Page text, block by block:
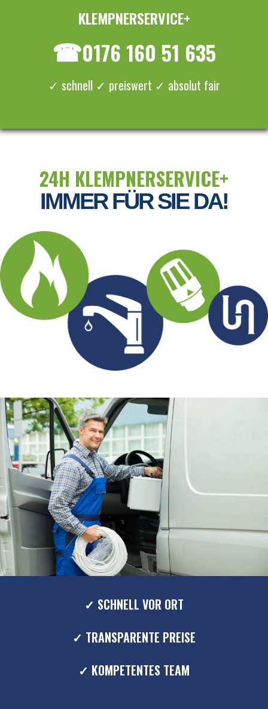
KLEMPNERSERVICE+
☎0176 160 51 635
✓ schnell ✓ preiswert ✓ absolut fair
24H KLEMPNERSERVICE+
IMMER FÜR SIE DA!
✓ SCHNELL VOR ORT
✓ TRANSPARENTE PREISE
✓ KOMPETENTES TEAM